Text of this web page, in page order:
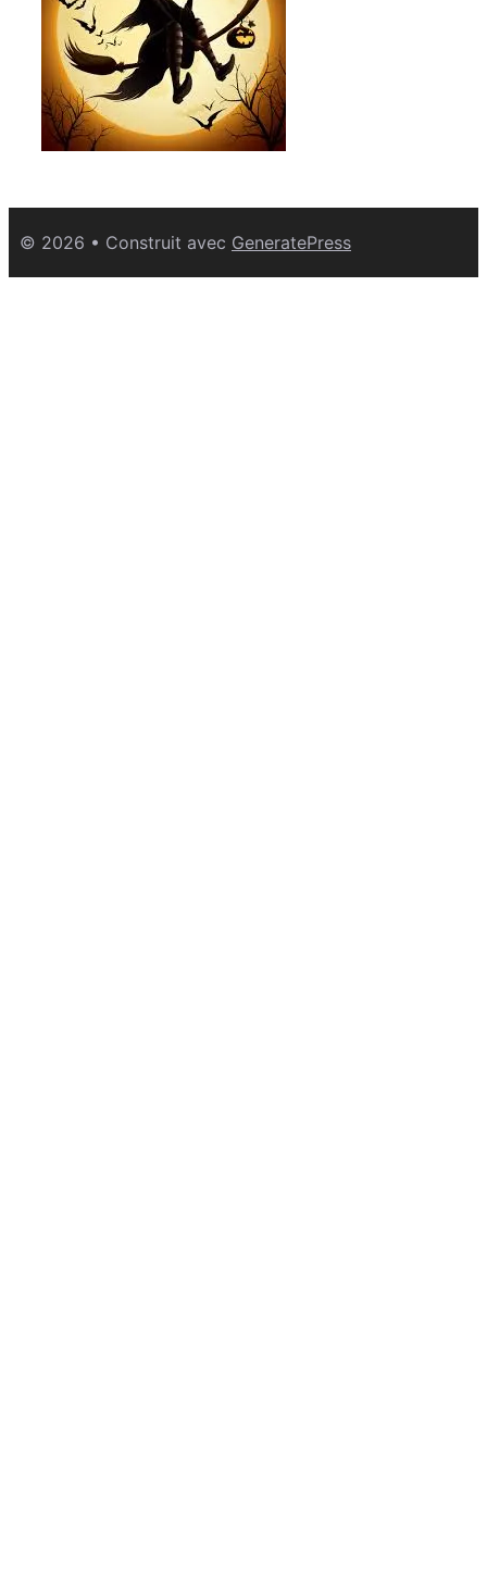
© 2026 • Construit avec GeneratePress